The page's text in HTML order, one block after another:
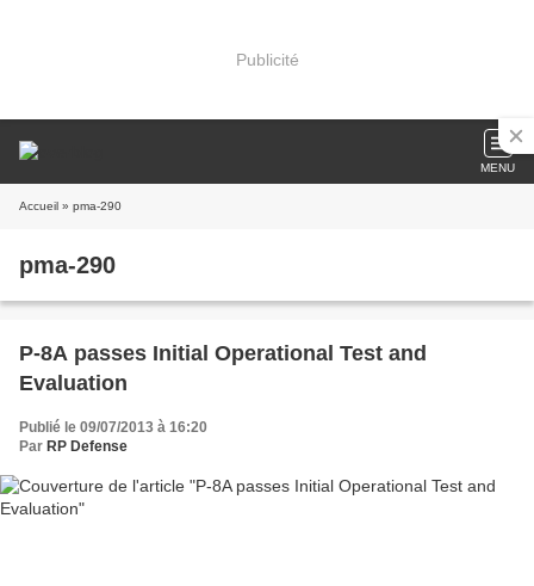
Publicité
MENU
Accueil » pma-290
pma-290
P-8A passes Initial Operational Test and
Evaluation
Publié le 09/07/2013 à 16:20
Par RP Defense